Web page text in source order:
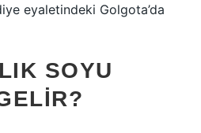
eyaletindeki Golgota’da
SOYU